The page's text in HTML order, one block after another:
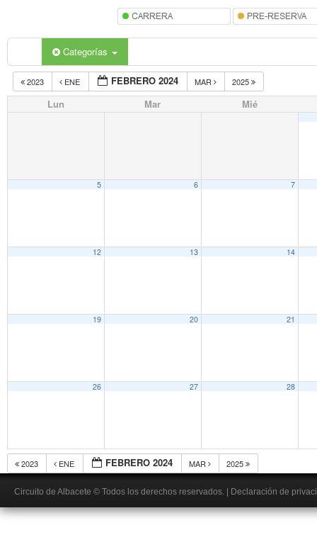
Categorías
2023 ENE FEBRERO 2024 MAR 2025
Lun Mar Mié
5 6 7
12 13 14
19 20 21
26 27 28
2023 ENE FEBRERO 2024 MAR 2025
Circuito de Albacete © Todos los derechos reservados. Declaración de